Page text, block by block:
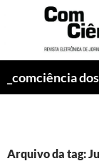
_comciência
Arquivo da tag: